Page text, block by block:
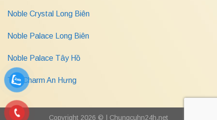
Noble Crystal Long Biên
Noble Palace Long Biên
Noble Palace Tây Hồ
The Charm An Hưng
Copyright 2026 © | Chungcuhn24h.net